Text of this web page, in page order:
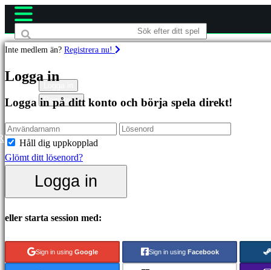
Spel
Utvalda
Nya
utgåvor
Gratis
att
Actionspel
Strategispel
Registrera
Inte medlem än? Registrera nu!
Logga in
Logga in på ditt konto och börja spela direkt!
Håll dig uppkopplad
Glömt ditt lösenord?
Logga in
eller starta session med:
Sign in using Google Sign in using Facebook